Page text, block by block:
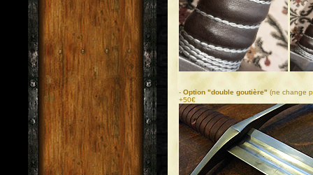
- Option "double goutière"(ne change
+50€